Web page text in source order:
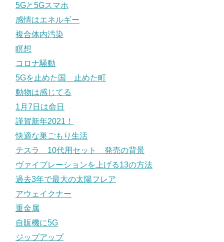
5Gと5Gスマホ
感情はエネルギー
複合体内汚染
瞑想
コロナ騒動
5Gを止めた国 止めた町
動物は感じてる
1月7日は命日
謹賀新年2021！
快適な巣ごもり生活
テスラ 10代用セット 発売の背景
ヴァイブレーションを上げる13の方法
過去3年で最大の太陽フレア
アウェイクナー
重金属
自販機に5G
ジップアップ